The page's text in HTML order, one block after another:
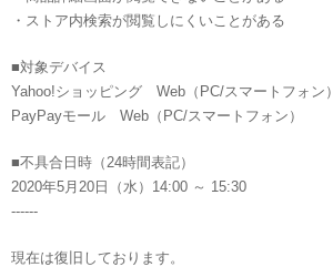
・ストア内検索が閲覧しにくいことがある
■対象デバイス
Yahoo!ショッピング Web（PC/スマートフォン）
PayPayモール Web（PC/スマートフォン）
■不具合日時（24時間表記）
2020年5月20日（水）14:00 ～ 15:30
------
現在は復旧しております。